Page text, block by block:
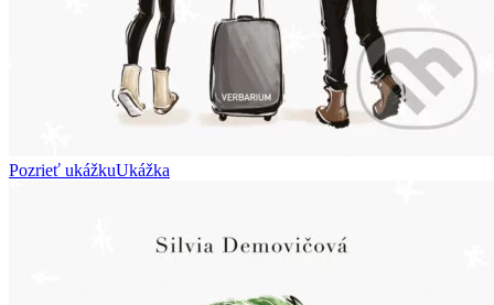
Pozrieť ukážkuUkážka